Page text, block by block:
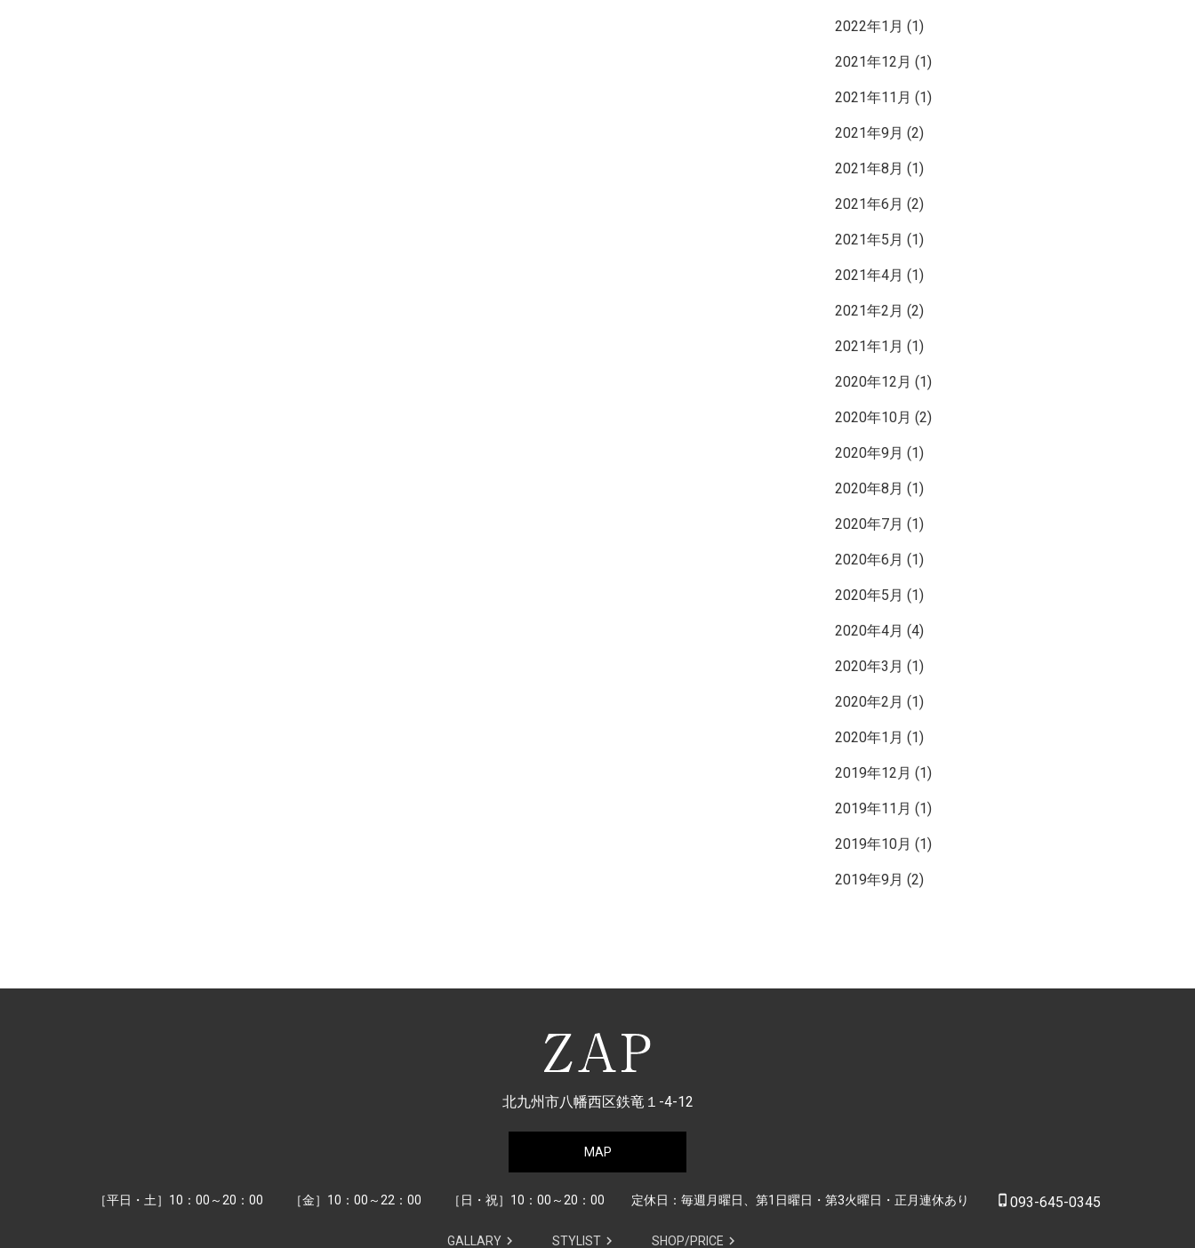
2022年1月 (1)
2021年12月 (1)
2021年11月 (1)
2021年9月 (2)
2021年8月 (1)
2021年6月 (2)
2021年5月 (1)
2021年4月 (1)
2021年2月 (2)
2021年1月 (1)
2020年12月 (1)
2020年10月 (2)
2020年9月 (1)
2020年8月 (1)
2020年7月 (1)
2020年6月 (1)
2020年5月 (1)
2020年4月 (4)
2020年3月 (1)
2020年2月 (1)
2020年1月 (1)
2019年12月 (1)
2019年11月 (1)
2019年10月 (1)
2019年9月 (2)
北九州市八幡西区鉄竜１-4-12
MAP
［平日・土］10：00～20：00 ［金］10：00～22：00 ［日・祝］10：00～20：00 定休日：毎週月曜日、第1日曜日・第3火曜日・正月連休あり phone_iphone 093-645-0345
GALLARY STYLIST SHOP/PRICE